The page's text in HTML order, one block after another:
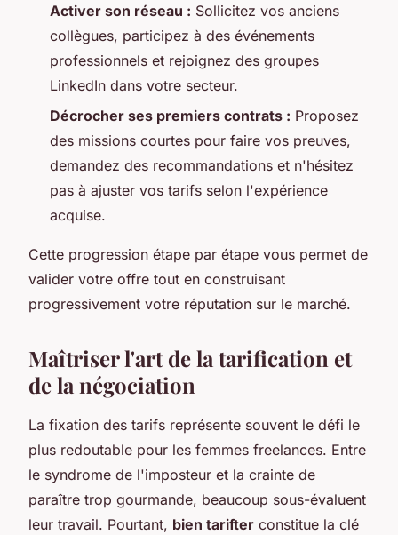
Activer son réseau : Sollicitez vos anciens
collègues, participez à des événements
professionnels et rejoignez des groupes
LinkedIn dans votre secteur.
Décrocher ses premiers contrats : Proposez
des missions courtes pour faire vos preuves,
demandez des recommandations et n'hésitez
pas à ajuster vos tarifs selon l'expérience
acquise.
Cette progression étape par étape vous permet de
valider votre offre tout en construisant
progressivement votre réputation sur le marché.
Maîtriser l'art de la tarification et
de la négociation
La fixation des tarifs représente souvent le défi le
plus redoutable pour les femmes freelances. Entre
le syndrome de l'imposteur et la crainte de
paraître trop gourmande, beaucoup sous-évaluent
leur travail. Pourtant, bien tarifter constitue la clé